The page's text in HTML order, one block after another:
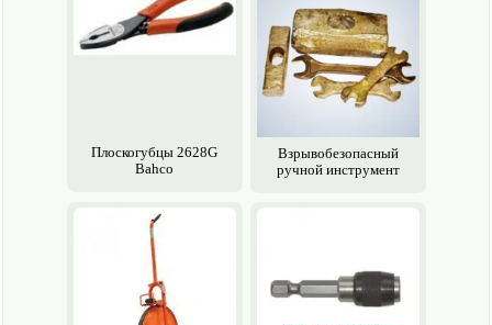
Плоскогубцы 2628G
Bahco
Взрывобезопасный
ручной инструмент